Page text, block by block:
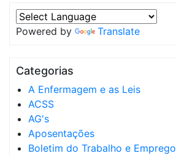
Powered by Translate
Categorias
A Enfermagem e as Leis
ACSS
AG's
Aposentações
Boletim do Trabalho e Emprego